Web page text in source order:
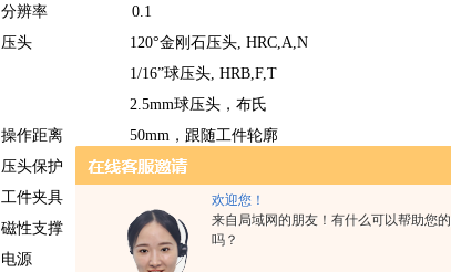
欢迎您！
来自局域网的朋友！有什么可以帮助您的
吗？
分辨率 0.1
压头 120°金刚石压头, HRC,A,N
1/16”球压头, HRB,F,T
2.5mm球压头，布氏
操作距离 50mm，跟随工件轮廓
压头保护 标配
工件夹具 标配
磁性支撑 标配，100x50mm
电源 6V电池+充电器，一次充电可用20小时